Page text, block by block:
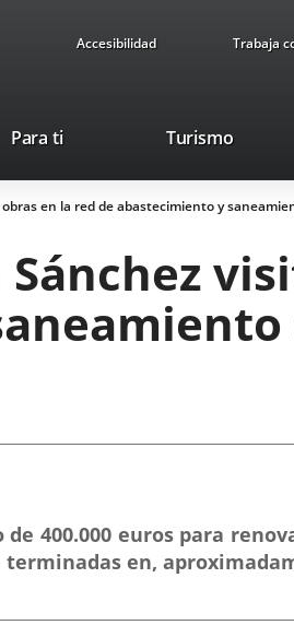
Accesibilidad Trabaja
Para ti TurismoThis
will
open
pop-
up
en la red de abastecimiento y
400.000 euros para
en,